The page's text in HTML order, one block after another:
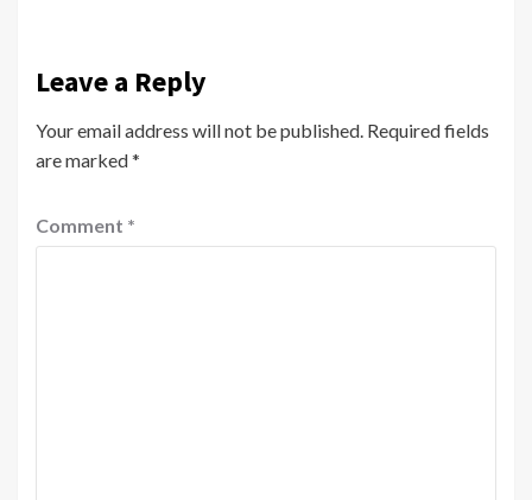
Leave a Reply
Your email address will not be published. Required fields
are marked*
Comment *